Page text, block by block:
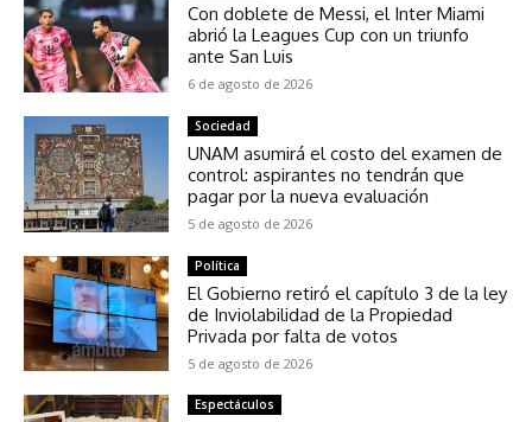
Con doblete de Messi, el Inter Miami
abrió la Leagues Cup con un triunfo
ante San Luis
6 de agosto de 2026
Sociedad
UNAM asumirá el costo del examen de
control: aspirantes no tendrán que
pagar por la nueva evaluación
5 de agosto de 2026
Política
El Gobierno retiró el capítulo 3 de la ley
de Inviolabilidad de la Propiedad
Privada por falta de votos
5 de agosto de 2026
Espectáculos